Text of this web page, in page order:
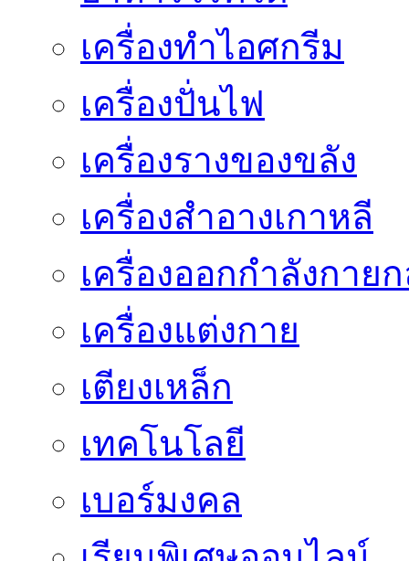
เครื่องทำไอศกรีม
เครื่องปั่นไฟ
เครื่องรางของขลัง
เครื่องสำอางเกาหลี
เครื่องออกกำลังกาย
เครื่องแต่งกาย
เตียงเหล็ก
เทคโนโลยี
เบอร์มงคล